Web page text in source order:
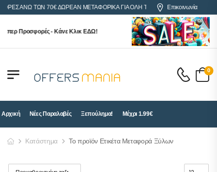
ΑΝΩ ΤΩΝ 70€ ΔΩΡΕΑΝ ΜΕΤΑΦΟΡΙΚΑ ΓΙΑ ΟΛΗ ΤΗΝ ΕΛΛΑΔΑΕπικοινωνία
Προσφορές - Κάνε Κλικ ΕΔΩ!
0
Αρχική Νέες Παραλαβές Ξεπούλημα! Μέχρι 1.99€
Κατάστημα Το προϊόν Ετικέτα Μεταφορά Ξύλων